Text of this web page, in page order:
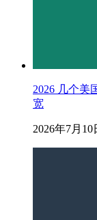
2026 几个美
宽
2026年7月10